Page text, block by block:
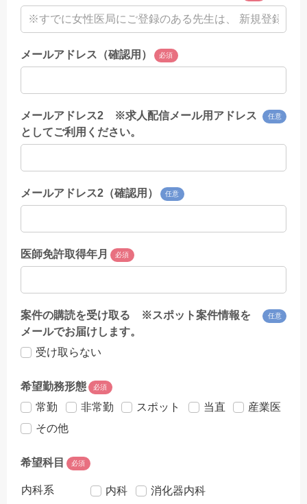
メールアドレス（確認用） 必須
メールアドレス2 ※求人配信メール用アドレス
としてご利用ください。
任意
メールアドレス2（確認用） 任意
医師免許取得年月 必須
案件の購読を受け取る ※スポット案件情報を
メールでお届けします。
任意
受け取らない
希望勤務形態 必須
常勤 非常勤 スポット 当直
産業医
その他
希望科目 必須
内科系 内科
消化器内科